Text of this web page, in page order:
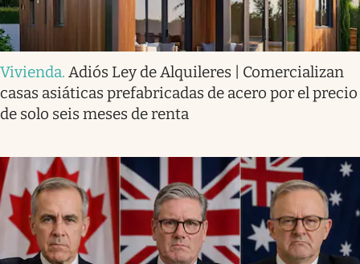
Vivienda. Adiós Ley de Alquileres | Comercializan
casas asiáticas prefabricadas de acero por el precio
de solo seis meses de renta